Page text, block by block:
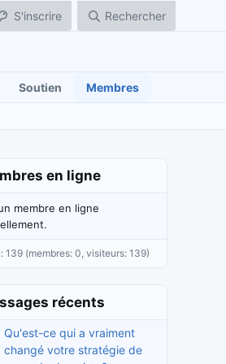
S'inscrire Rechercher
Soutien Membres
en ligne
membre en ligne
139 (membres: 0, visiteurs: 139)
récents
Qu'est-ce qui a vraiment
changé votre stratégie de